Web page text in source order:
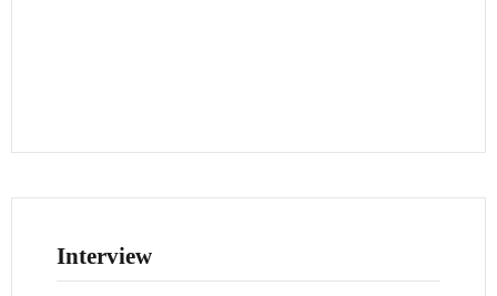
Interview